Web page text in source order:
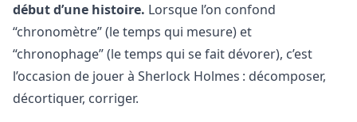
début d’une histoire. Lorsque l’on confond
“chronomètre” (le temps qui mesure) et
“chronophage” (le temps qui se fait dévorer), c’est
l’occasion de jouer à Sherlock Holmes : décomposer,
décortiquer, corriger.